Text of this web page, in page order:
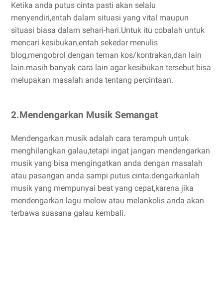
Ketika anda putus cinta pasti akan selalu
menyendiri,entah dalam situasi yang vital maupun
situasi biasa dalam sehari-hari.Untuk itu cobalah untuk
mencari kesibukan,entah sekedar menulis
blog,mengobrol dengan teman kos/kontrakan,dan lain
lain.masih banyak cara lain agar kesibukan tersebut bisa
melupakan masalah anda tentang percintaan.
2.Mendengarkan Musik Semangat
Mendengarkan musik adalah cara terampuh untuk
menghilangkan galau,tetapi ingat jangan mendengarkan
musik yang bisa mengingatkan anda dengan masalah
atau pasangan anda sampi putus cinta.dengarkanlah
musik yang mempunyai beat yang cepat,karena jika
mendengarkan lagu melow atau melankolis anda akan
terbawa suasana galau kembali.